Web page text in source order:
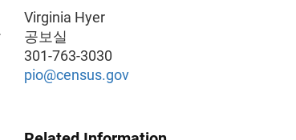
Virginia Hyer
공보실
301-763-3030
pio@census.gov